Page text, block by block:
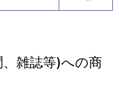
雑誌等)への商